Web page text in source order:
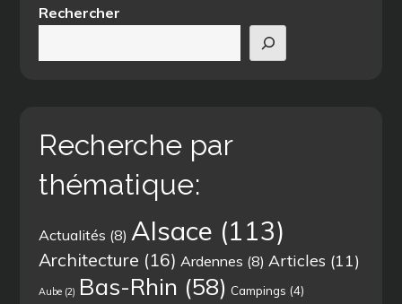
Rechercher
Recherche par
thématique:
Actualités (8) Alsace (113)
Architecture (16) Ardennes (8) Articles (11)
Aube (2) Bas-Rhin (58) Campings (4)